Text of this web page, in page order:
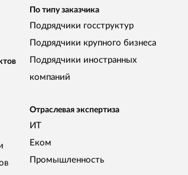
По типу заказчика
Подрядчики госструктур
Подрядчики крупного бизнеса
Подрядчики иностранных
компаний
Отраслевая экспертиза
ИТ
Еком
Промышленность